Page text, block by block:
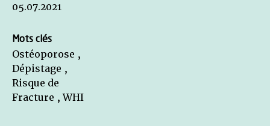
05.07.2021
Mots clés
Ostéoporose ,
Dépistage ,
Risque de
Fracture , WHI